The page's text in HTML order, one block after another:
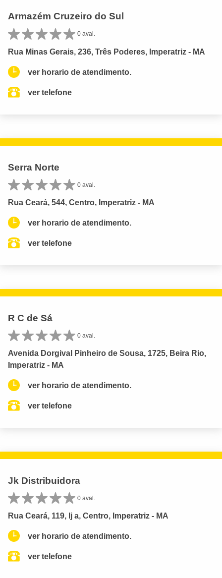
Armazém Cruzeiro do Sul
0 aval.
Rua Minas Gerais, 236, Três Poderes, Imperatriz - MA
ver horario de atendimento.
ver telefone
Serra Norte
0 aval.
Rua Ceará, 544, Centro, Imperatriz - MA
ver horario de atendimento.
ver telefone
R C de Sá
0 aval.
Avenida Dorgival Pinheiro de Sousa, 1725, Beira Rio,
Imperatriz - MA
ver horario de atendimento.
ver telefone
Jk Distribuidora
0 aval.
Rua Ceará, 119, lj a, Centro, Imperatriz - MA
ver horario de atendimento.
ver telefone